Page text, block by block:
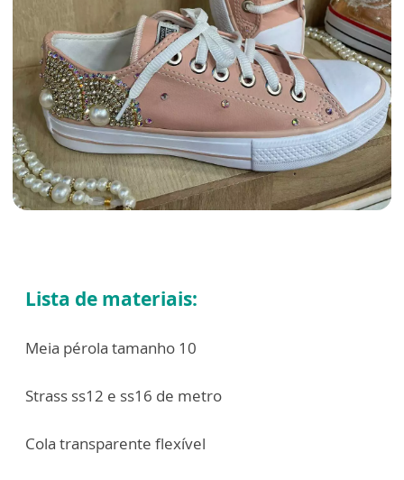
Lista de materiais:
Meia pérola tamanho 10
Strass ss12 e ss16 de metro
Cola transparente flexível